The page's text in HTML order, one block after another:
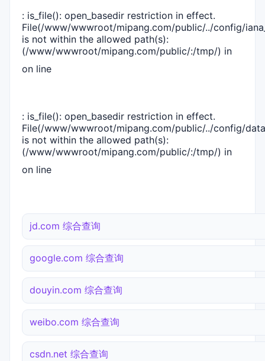
: is_file(): open_basedir restriction in effect.
File(/www/wwwroot/mipang.com/public/../config/
is not within the allowed path(s):
(/www/wwwroot/mipang.com/public/:/tmp/) in
on line
: is_file(): open_basedir restriction in effect.
File(/www/wwwroot/mipang.com/public/../config/
is not within the allowed path(s):
(/www/wwwroot/mipang.com/public/:/tmp/) in
on line
jd.com 综合查询
google.com 综合查询
douyin.com 综合查询
weibo.com 综合查询
csdn.net 综合查询